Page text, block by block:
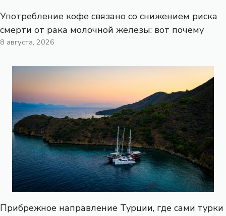
Употребление кофе связано со снижением риска
смерти от рака молочной железы: вот почему
8 августа, 2026
Прибрежное направление Турции, где сами турки